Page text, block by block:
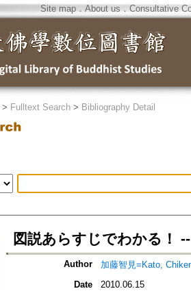
Site map．About us ． Consultative
> Fulltext Search > Bibliography Detail
図説あらすじでわかる！
Author
加藤智見=Kato,
Date
2010.06.15